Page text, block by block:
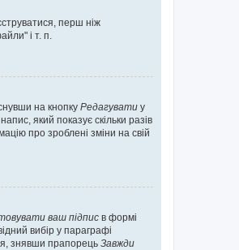
перш ніж
і т. п.
на кнопку Редагувати у
який показує скільки разів
про зроблені зміни на свій
ваш підпис в формі
вибір у параграфі
знявши прапорець Завжди